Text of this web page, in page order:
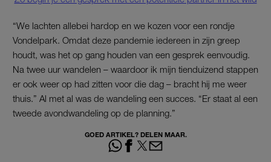
“We lachten allebei hardop en we kozen voor een rondje
Vondelpark. Omdat deze pandemie iedereen in zijn greep
houdt, was het op gang houden van een gesprek eenvoudig.
Na twee uur wandelen – waardoor ik mijn tienduizend stappen
er ook weer op had zitten voor die dag – bracht hij me weer
thuis.” Al met al was de wandeling een succes. “Er staat al een
tweede avondwandeling op de planning.”
GOED ARTIKEL? DELEN MAAR.